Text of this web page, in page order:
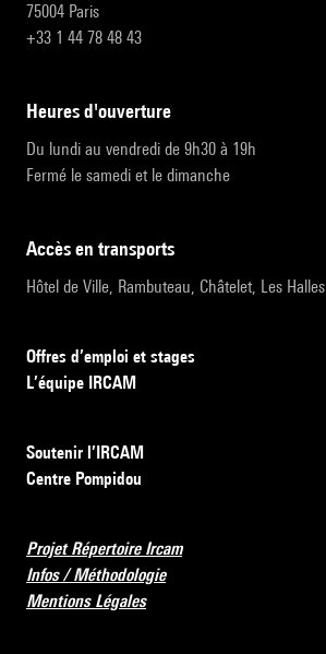
75004 Paris
+33 1 44 78 48 43
heures d'ouverture
Du lundi au vendredi de 9h30 à 19h
Fermé le samedi et le dimanche
accès en transports
Hôtel de Ville, Rambuteau, Châtelet, Les Halles
Offres d’emploi et stages
L’équipe IRCAM
Soutenir l’IRCAM
Centre Pompidou
Projet Répertoire Ircam
Infos / Méthodologie
Mentions Légales